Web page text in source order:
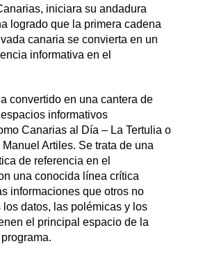
iniciara su andadura
logrado que la primera cadena
canaria se convierta en un
informativa en el
convertido en una cantera de
informativos
Canarias al Día – La Tertulia o
Artiles. Se trata de una
de referencia en el
una conocida línea crítica
informaciones que otros no
los datos, las polémicas y los
el principal espacio de la